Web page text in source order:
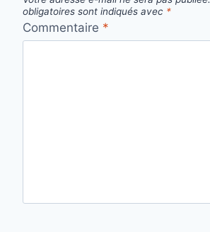
obligatoires sont indiqués avec *
Commentaire *